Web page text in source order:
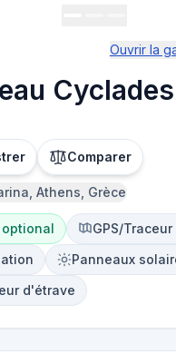
Ouvrir la
Comparer
Athens, Grèce
optional
GPS/
Panneaux
d'étrave